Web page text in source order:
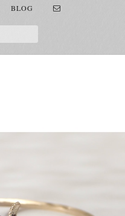
BLOG